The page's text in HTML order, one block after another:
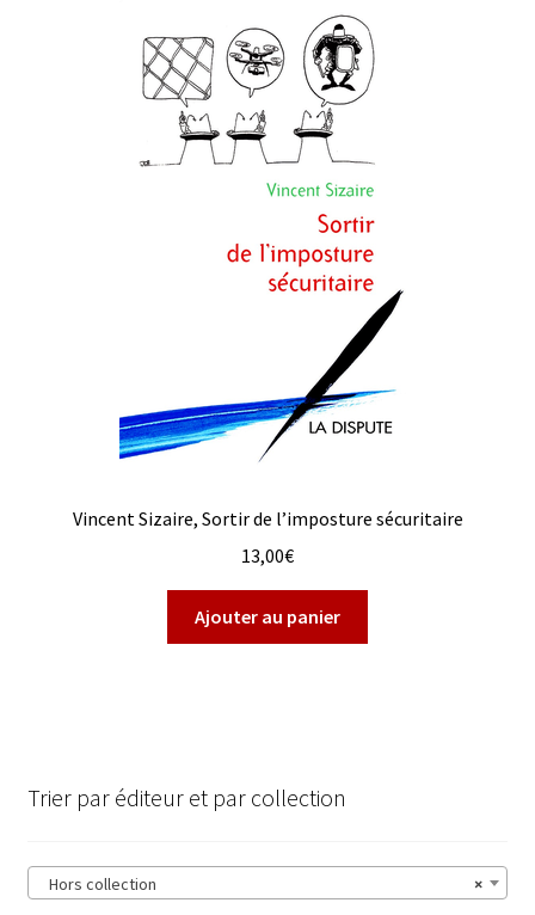
Vincent Sizaire, Sortir de l’imposture sécuritaire
13,00€
Ajouter au panier
Trier par éditeur et par collection
×
Hors collection